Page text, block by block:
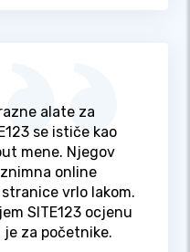
alate za
se ističe kao
mene. Njegov
online
vrlo lakom.
SITE123 ocjenu
za početnike.